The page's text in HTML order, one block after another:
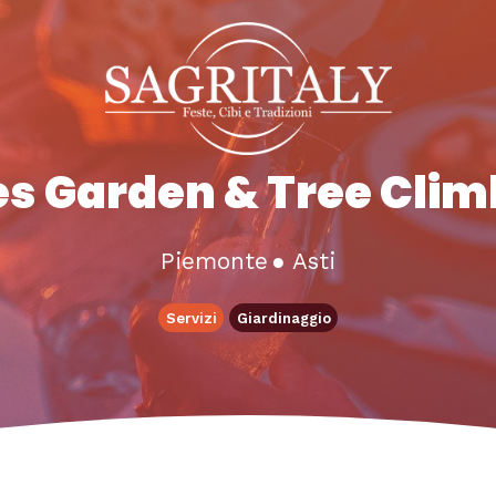
Garden & Tree
Piemonte ● Asti
Servizi Giardinaggio